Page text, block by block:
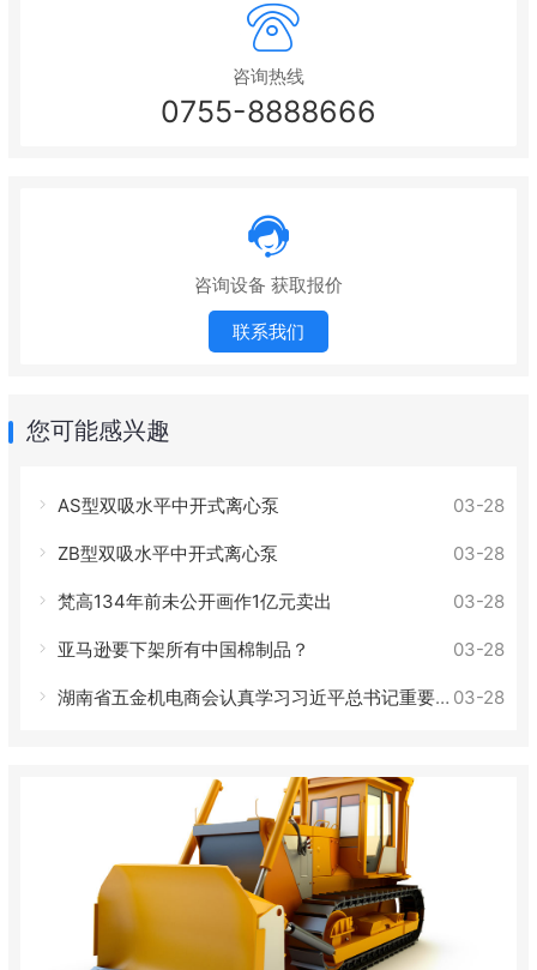
咨询热线
0755-8888666
咨询设备 获取报价
联系我们
您可能感兴趣
03-28
AS型双吸水平中开式离心泵
03-28
ZB型双吸水平中开式离心泵
03-28
梵高134年前未公开画作1亿元卖出
03-28
亚马逊要下架所有中国棉制品？
03-28
湖南省五金机电商会认真学习习近平总书记重要讲话